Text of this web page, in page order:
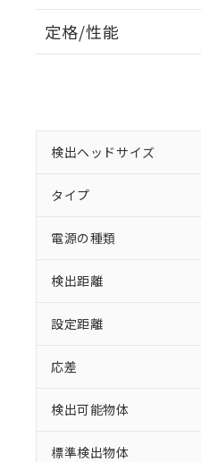
定格/性能
検出ヘッドサイズ
タイプ
電源の種類
検出距離
設定距離
応差
検出可能物体
標準検出物体